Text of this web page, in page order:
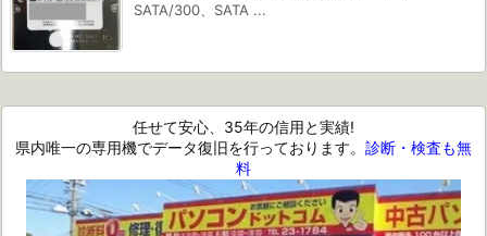
SATA/300、SATA ...
任せて安心、35年の信用と実績!
県内唯一の専用機でデータ復旧を行っております。 診断・検査も無
料